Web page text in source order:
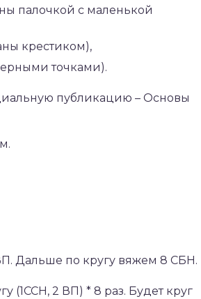
палочкой с маленькой
крестиком),
точками).
публикацию – Основы
Дальше по кругу вяжем 8 СБН.
(1ССН, 2 ВП) * 8 раз. Будет круг